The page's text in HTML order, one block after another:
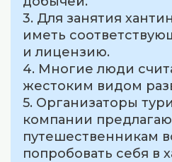
3. Для занятия
иметь
и лицензию.
4. Многие люди
жестоким видом
5. Организаторы
компании
путешественникам
попробовать себя в